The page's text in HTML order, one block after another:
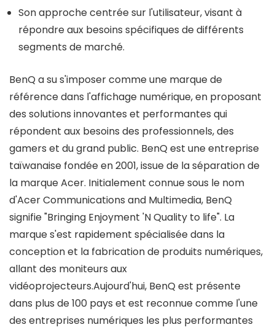
Son approche centrée sur l'utilisateur, visant à
répondre aux besoins spécifiques de différents
segments de marché.
BenQ a su s'imposer comme une marque de
référence dans l'affichage numérique, en proposant
des solutions innovantes et performantes qui
répondent aux besoins des professionnels, des
gamers et du grand public. BenQ est une entreprise
taïwanaise fondée en 2001, issue de la séparation de
la marque Acer. Initialement connue sous le nom
d'Acer Communications and Multimedia, BenQ
signifie "Bringing Enjoyment 'N Quality to life". La
marque s'est rapidement spécialisée dans la
conception et la fabrication de produits numériques,
allant des moniteurs aux
vidéoprojecteurs.Aujourd'hui, BenQ est présente
dans plus de 100 pays et est reconnue comme l'une
des entreprises numériques les plus performantes